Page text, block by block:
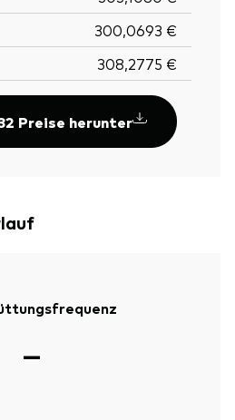
300,0693 €
308,2775 €
Preise herunter
—